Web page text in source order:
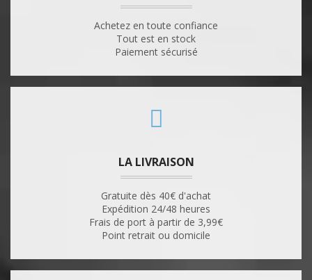
Achetez en toute confiance
Tout est en stock
Paiement sécurisé
LA LIVRAISON
Gratuite dès 40€ d'achat
Expédition 24/48 heures
Frais de port à partir de 3,99€
Point retrait ou domicile